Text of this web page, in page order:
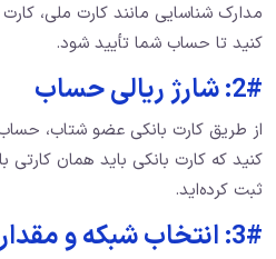
مدارک شناسایی مانند کارت ملی،
کنید تا حساب شما تأیید شود.
2#: شارژ ریالی حساب
از طریق کارت بانکی عضو شتاب،
کنید که کارت بانکی باید همان کارتی
ثبت کرده‌اید.
3#: انتخاب شبکه و مقدار خرید